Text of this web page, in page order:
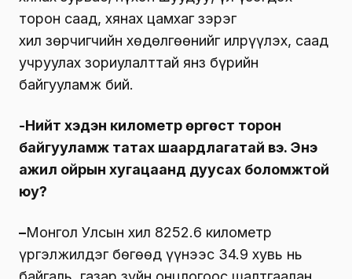
торон саад, хянах цамхаг зэрэг
хил зөрчигчийн хөдөлгөөнийг илрүүлэх, саад
учруулах зориулалттай янз бүрийн
байгууламж бий.
-Нийт хэдэн километр өргөст торон
байгууламж татах шаардлагатай вэ. Энэ
ажил ойрын хугацаанд дуусах боломжтой
юу?
–Монгол Улсын хил 8252.6 километр
үргэлжилдэг бөгөөд үүнээс 34.9 хувь нь